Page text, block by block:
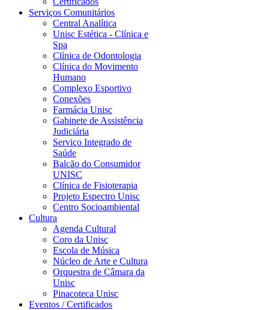
Serviços Comunitários
Central Analítica
Unisc Estética - Clínica e
Spa
Clínica de Odontologia
Clínica do Movimento
Humano
Complexo Esportivo
Conexões
Farmácia Unisc
Gabinete de Assistência
Judiciária
Serviço Integrado de
Saúde
Balcão do Consumidor
UNISC
Clínica de Fisioterapia
Projeto Espectro Unisc
Centro Socioambiental
Cultura
Agenda Cultural
Coro da Unisc
Escola de Música
Núcleo de Arte e Cultura
Orquestra de Câmara da
Unisc
Pinacoteca Unisc
Eventos / Certificados